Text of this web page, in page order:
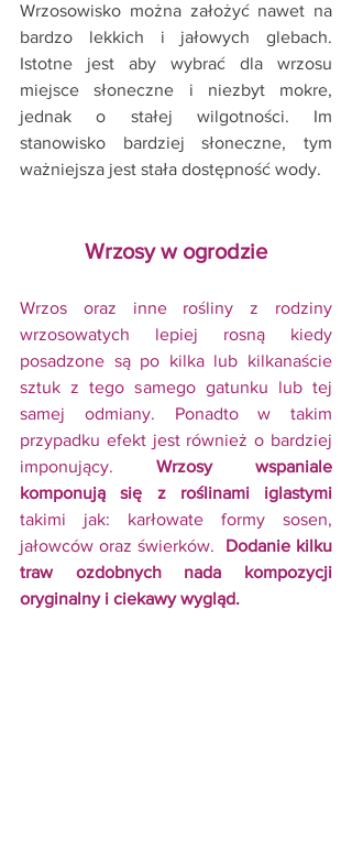
Wrzosowisko można założyć nawet na
bardzo lekkich i jałowych glebach.
Istotne jest aby wybrać dla wrzosu
miejsce słoneczne i niezbyt mokre,
jednak o stałej wilgotności. Im
stanowisko bardziej słoneczne, tym
ważniejsza jest stała dostępność wody.
Wrzosy w ogrodzie
Wrzos oraz inne rośliny z rodziny
wrzosowatych lepiej rosną kiedy
posadzone są po kilka lub kilkanaście
sztuk z tego samego gatunku lub tej
samej odmiany. Ponadto w takim
przypadku efekt jest również o bardziej
imponujący. Wrzosy wspaniale
komponują się z roślinami iglastymi
takimi jak: karłowate formy sosen,
jałowców oraz świerków.
Dodanie kilku
traw ozdobnych nada kompozycji
oryginalny i ciekawy wygląd.